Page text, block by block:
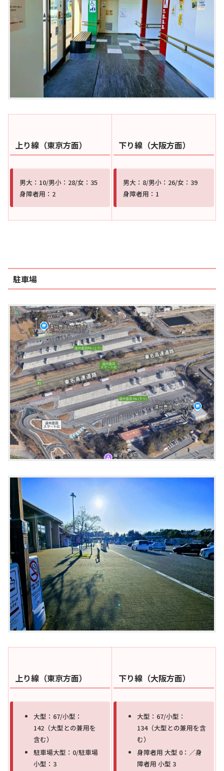
上り線（東京方面）
男大：10/男小：28/女：35
身障者用：2
下り線（大阪方面）
男大：8/男小：26/女：39
身障者用：1
駐車場
上り線（東京方面）
大型：67/小型：
142（大型との兼用を
含む）
駐車場大型：0/駐車場
小型：3
下り線（大阪方面）
大型：67/小型：
134（大型との兼用を含
む）
身障者用 大型 0：／身
障者用 小型 3